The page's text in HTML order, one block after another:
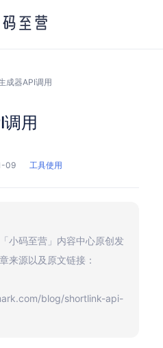
成器API调用
用
09 工具使用
小码至营」内容中心原创发
来源以及原文链接：
blog/shortlink-api-